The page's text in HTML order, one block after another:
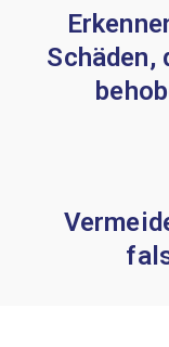
Schäden,